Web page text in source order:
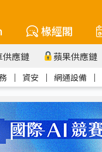
椽經閣
供應鏈 蘋果供應鏈
｜ 資安 ｜ 網通設備 ｜